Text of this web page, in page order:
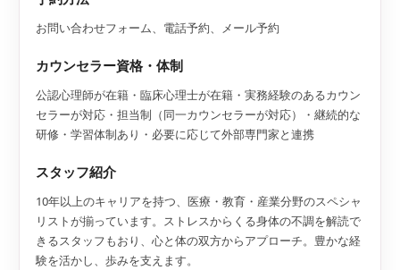
お問い合わせフォーム、電話予約、メール予約
カウンセラー資格・体制
公認心理師が在籍・臨床心理士が在籍・実務経験のあるカウン
セラーが対応・担当制（同一カウンセラーが対応）・継続的な
研修・学習体制あり・必要に応じて外部専門家と連携
スタッフ紹介
10年以上のキャリアを持つ、医療・教育・産業分野のスペシャ
リストが揃っています。ストレスからくる身体の不調を解読で
きるスタッフもおり、心と体の双方からアプローチ。豊かな経
験を活かし、歩みを支えます。